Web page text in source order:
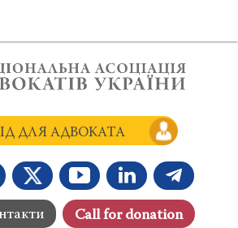
Сall for donation
ДЛЯ АДВОКАТА